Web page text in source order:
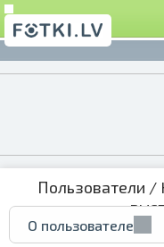
Пользователи /
О пользователе